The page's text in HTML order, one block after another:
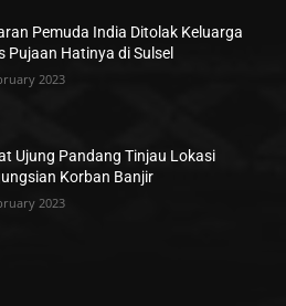
Pemuda India Ditolak Keluarga
Pujaan Hatinya di Sulsel
2023
Ujung Pandang Tinjau Lokasi
Korban Banjir
2023